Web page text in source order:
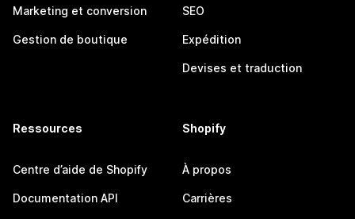
Marketing et conversion
Gestion de boutique
SEO
Expédition
Devises et traduction
Ressources
Centre d’aide de Shopify
Documentation API
Shopify
À propos
Carrières